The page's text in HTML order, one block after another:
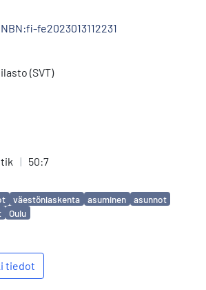
fe2023013112231
(SVT)
| 50:7
väestönlaskenta asuminen
asunnot
Oulu
tiedot